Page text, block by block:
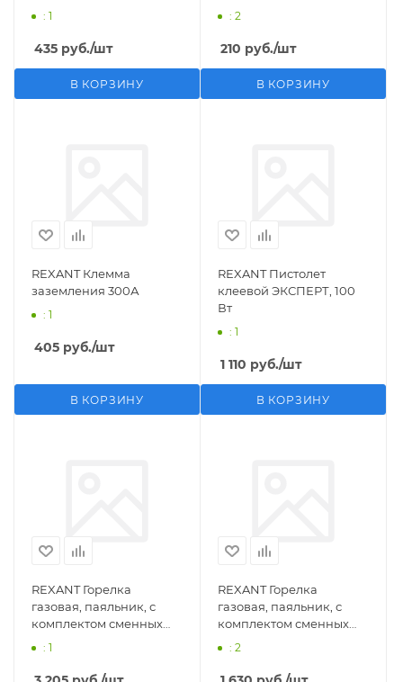
: 1
435 руб./шт
В КОРЗИНУ
: 2
210 руб./шт
В КОРЗИНУ
REXANT Клемма
заземления 300А
: 1
405 руб./шт
В КОРЗИНУ
REXANT Пистолет
клеевой ЭКСПЕРТ, 100
Вт
: 1
1 110 руб./шт
В КОРЗИНУ
REXANT Горелка
газовая, паяльник, с
комплектом сменных
насадок, 11 предметов
: 1
REXANT Горелка
газовая, паяльник, с
комплектом сменных
насадок, 3 предмета
: 2